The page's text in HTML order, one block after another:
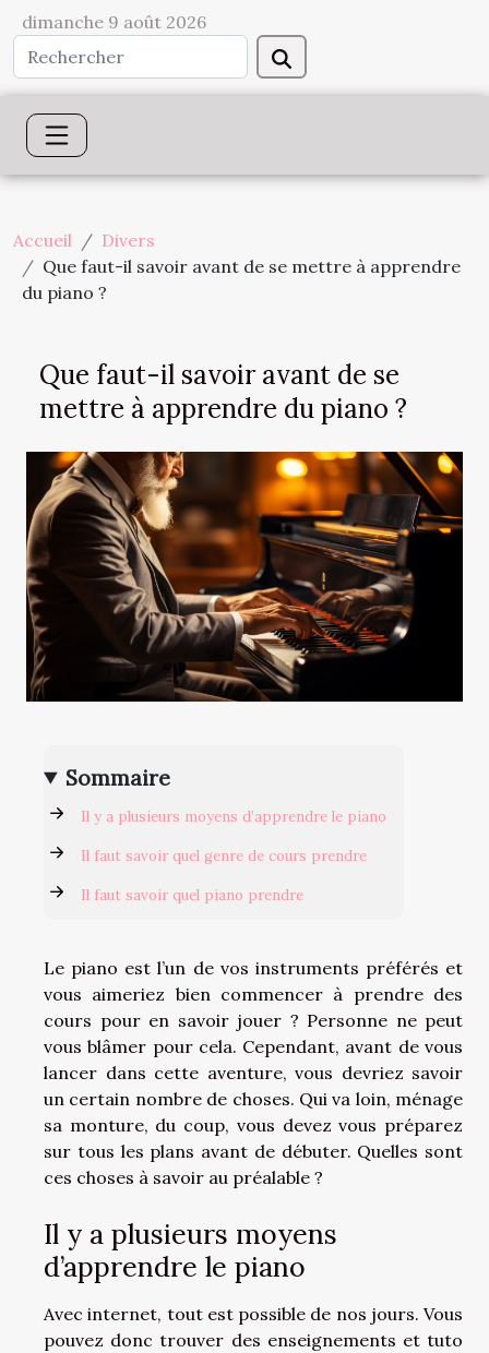
dimanche 9 août 2026
Accueil
Divers
Que faut-il savoir avant de se mettre à apprendre
du piano ?
Que faut-il savoir avant de se
mettre à apprendre du piano ?
Sommaire
Il y a plusieurs moyens d’apprendre le piano
Il faut savoir quel genre de cours prendre
Il faut savoir quel piano prendre
Le piano est l’un de vos instruments préférés et
vous aimeriez bien commencer à prendre des
cours pour en savoir jouer ? Personne ne peut
vous blâmer pour cela. Cependant, avant de vous
lancer dans cette aventure, vous devriez savoir
un certain nombre de choses. Qui va loin, ménage
sa monture, du coup, vous devez vous préparez
sur tous les plans avant de débuter. Quelles sont
ces choses à savoir au préalable ?
Il y a plusieurs moyens
d’apprendre le piano
Avec internet, tout est possible de nos jours. Vous
pouvez donc trouver des enseignements et tuto